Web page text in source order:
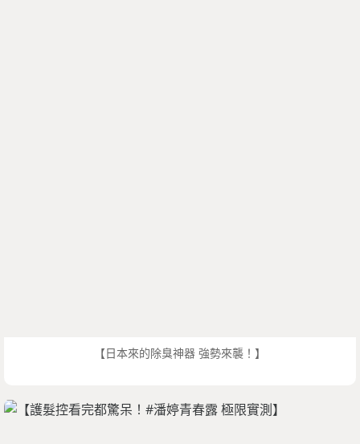
【日本來的除臭神器 強勢來襲！】